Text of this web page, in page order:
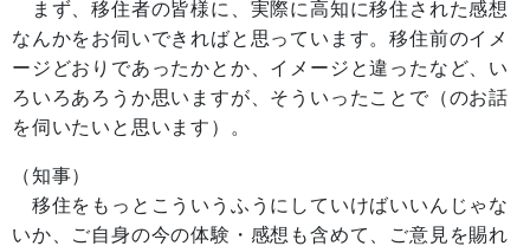
まず、移住者の皆様に、実際に高知に移住された感想
なんかをお伺いできればと思っています。移住前のイメ
ージどおりであったかとか、イメージと違ったなど、い
ろいろあろうか思いますが、そういったことで（のお話
を伺いたいと思います）。
（知事）
移住をもっとこういうふうにしていけばいいんじゃな
いか、ご自身の今の体験・感想も含めて、ご意見を賜れ